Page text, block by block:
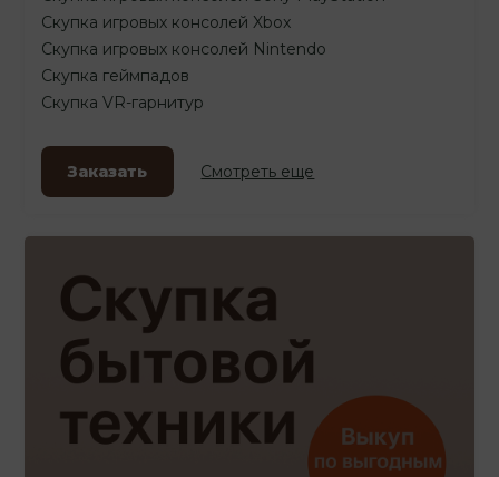
Скупка игровых консолей Xbox
Скупка игровых консолей Nintendo
Скупка геймпадов
Скупка VR-гарнитур
Заказать Смотреть еще